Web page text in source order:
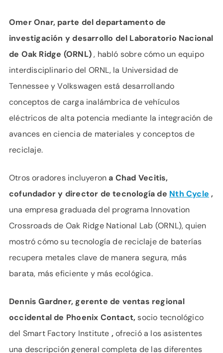
Omer Onar, parte del departamento de
investigación y desarrollo del Laboratorio Nacional
de Oak Ridge (ORNL), habló sobre cómo un equipo
interdisciplinario del ORNL, la Universidad de
Tennessee y Volkswagen está desarrollando
conceptos de carga inalámbrica de vehículos
eléctricos de alta potencia mediante la integración de
avances en ciencia de materiales y conceptos de
reciclaje.
Otros oradores incluyerona Chad Vecitis,
cofundador y director de tecnología de Nth Cycle ,
una empresa graduada del programa Innovation
Crossroads de Oak Ridge National Lab (ORNL), quien
mostró cómo su tecnología de reciclaje de baterías
recupera metales clave de manera segura, más
barata, más eficiente y más ecológica.
Dennis Gardner, gerente de ventas regional
occidental de Phoenix Contact, socio tecnológico
del Smart Factory Institute , ofreció a los asistentes
una descripción general completa de las diferentes